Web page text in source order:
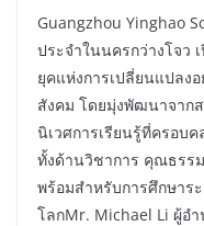
Guangzhou Yinghao
ประจำในนครกว่างโจว
ยุคแห่งการเปลี่ยนแปลง
สังคม โดยมุ่งพัฒนาจาก
นิเวศการเรียนรู้ที่ครอบ
ทั้งด้านวิชาการ คุณธรร
พร้อมสำหรับการศึกษาร
โลกMr. Michael Li ผู้อ